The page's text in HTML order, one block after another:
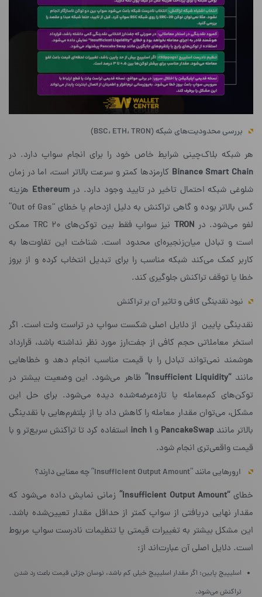
بررسی محدودیت‌های شبکه (BSC، ETH، TRON)
هر شبکه بلاک‌چینی شرایط خاص خود را برای انجام سواپ دارد. در
Binance Smart Chain کارمزدها کمتر و سرعت بالاتر است، اما در زمان
شلوغی شبکه احتمال تاخیر در تایید وجود دارد. درEthereum هزینه
گس بالاتر بوده و گاهی تراکنش به دلیل ازدحام یا خطای “Out of Gas”
لغو می‌شود. درTRON
نیز سواپ فقط بین توکن‌های TRC 20 ممکن
است و تبادل میان‌زنجیره‌ای محدود است. شناخت این تفاوت‌ها به
کاربر کمک می‌کند شبکه مناسب را برای تبدیل انتخاب کرده و از بروز
خطا یا توقف تراکنش جلوگیری کند.
نبود نقدینگی کافی و تاثیر آن بر تراکنش
نقدینگی پایین از دلایل اصلی شکست سواپ در تراست ولت است. اگر
استخر معاملاتی حجم کافی از جفت‌ارز مورد نظر نداشته باشد، قرارداد
هوشمند نمی‌تواند تبادل را با قیمت مناسب انجام دهد و خطاهایی
مانند“Insufficient Liquidity”
ظاهر می‌شود. این وضعیت بیشتر در
توکن‌های کم‌معامله یا تازه‌عرضه‌شده دیده می‌شود. برای حل این
مشکل، می‌توان مقدار معامله را کاهش داد یا از پلتفرم‌هایی با نقدینگی
بالاتر مانندPancakeSwap و ۱ inch
استفاده کرد تا تراکنش سریع‌تر و با
قیمت واقعی‌تری انجام شود.
ارورهایی مانند “Insufficient Output Amount” چه معنایی دارند؟
خطای“Insufficient Output Amount”
زمانی نمایش داده می‌شود که
مقدار نهایی دریافتی از سواپ کمتر از حداقل مقدار تعیین‌شده باشد.
این مشکل بیشتر به تغییرات قیمتی یا تنظیمات نادرست سواپ مربوط
است. دلایل اصلی آن عبارت‌اند از:
اسلیپیج پایین: اگر مقدار اسلیپیج خیلی کم باشد، نوسان جزئی قیمت باعث رد شدن
تراکنش می‌شود.